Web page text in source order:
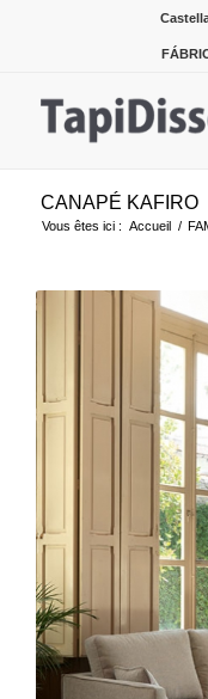
CANAPÉ KAFIRO
Vous êtes ici : Accueil /